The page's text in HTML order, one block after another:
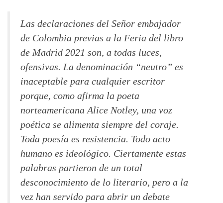
Las declaraciones del Señor embajador
de Colombia previas a la Feria del libro
de Madrid 2021 son, a todas luces,
ofensivas. La denominación “neutro” es
inaceptable para cualquier escritor
porque, como afirma la poeta
norteamericana Alice Notley, una voz
poética se alimenta siempre del coraje.
Toda poesía es resistencia. Todo acto
humano es ideológico. Ciertamente estas
palabras partieron de un total
desconocimiento de lo literario, pero a la
vez han servido para abrir un debate